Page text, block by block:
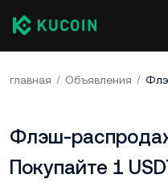
главная Объявления
Флэш-
Покупайте 1